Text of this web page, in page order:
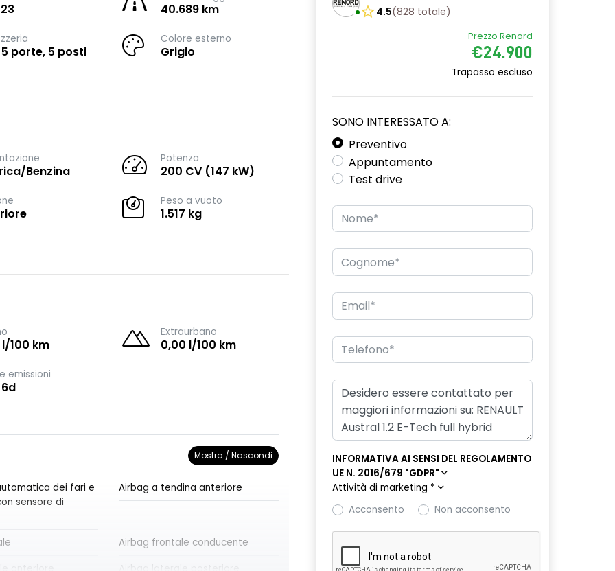
40.689 km
5 porte, 5 posti
Colore esterno
Grigio
Benzina
Potenza
200 CV (147 kW)
Peso a vuoto
1.517 kg
100 km
Extraurbano
0,00 l/100 km
emissioni
Mostra / Nascondi
dei fari e
sensore di
Airbag a tendina anteriore
Airbag frontale conducente
4.5(828 totale)
Prezzo Renord
€24.900
Trapasso escluso
SONO INTERESSATO A:
Preventivo
Appuntamento
Test drive
INFORMATIVA AI SENSI DEL REGOLAMENTO
UE N. 2016/679 "GDPR"
Attività di marketing *
Acconsento
Non acconsento